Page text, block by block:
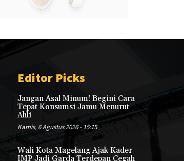
Editor Picks
Jangan Asal Minum! Begini Cara
Tepat Konsumsi Jamu Menurut
Ahli
Kamis, 6 Agustus 2026 - 15:15
Wali Kota Magelang Ajak Kader
IMP Jadi Garda Terdepan Cegah